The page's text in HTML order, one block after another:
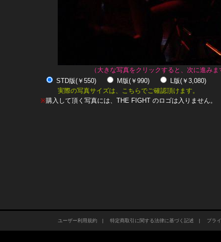
（大きな写真をクリックすると、次に進みま
STD版(￥550)
M版(￥990)
L版(￥3,080)
実際の写真サイズは、こちらでご確認頂けます。
※購入して頂く写真には、THE FIGHT のロゴは入りません。
ユーザー利用規約| 特定商取引に関する法律に基づく記述 | プラ